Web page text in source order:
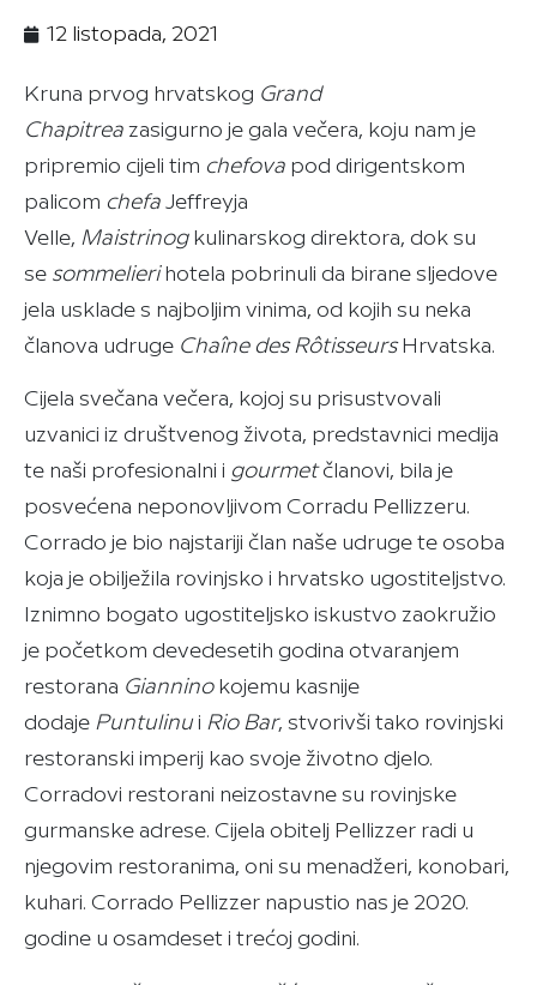
12 listopada, 2021
Kruna prvog hrvatskog Grand
Chapitrea zasigurno je gala večera, koju nam je
pripremio cijeli tim chefova pod dirigentskom
palicom chefa Jeffreyja
Velle, Maistrinog kulinarskog direktora, dok su
se sommelierihotela pobrinuli da birane sljedove
jela usklade s najboljim vinima, od kojih su neka
članova udruge Chaîne des Rôtisseurs Hrvatska.
Cijela svečana večera, kojoj su prisustvovali
uzvanici iz društvenog života, predstavnici medija
te naši profesionalni i gourmetčlanovi, bila je
posvećena neponovljivom Corradu Pellizzeru.
Corrado je bio najstariji član naše udruge te osoba
koja je obilježila rovinjsko i hrvatsko ugostiteljstvo.
Iznimno bogato ugostiteljsko iskustvo zaokružio
je početkom devedesetih godina otvaranjem
restorana Gianninokojemu kasnije
dodaje Puntulinui Rio Bar, stvorivši tako rovinjski
restoranski imperij kao svoje životno djelo.
Corradovi restorani neizostavne su rovinjske
gurmanske adrese. Cijela obitelj Pellizzer radi u
njegovim restoranima, oni su menadžeri, konobari,
kuhari. Corrado Pellizzer napustio nas je 2020.
godine u osamdeset i trećoj godini.